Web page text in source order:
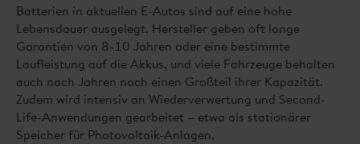
Batterien in aktuellen E-Autos sind auf eine hohe
Lebensdauer ausgelegt. Hersteller geben oft lange
Garantien von 8-10 Jahren oder eine bestimmte
Laufleistung auf die Akkus, und viele Fahrzeuge behalten
auch nach Jahren noch einen Großteil ihrer Kapazität.
Zudem wird intensiv an Wiederverwertung und Second-
Life-Anwendungen gearbeitet – etwa als stationärer
Speicher für Photovoltaik-Anlagen.